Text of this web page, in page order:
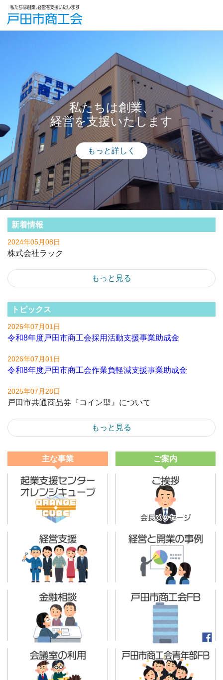
私たちは創業、
経営を支援いたします
もっと詳しく
新着情報
2024年05月08日
株式会社ラック
もっと見る
トピックス
2026年07月01日
令和8年度戸田市商工会採用活動支援事業助成金
2026年07月01日
令和8年度戸田市商工会作業負軽減支援事業助成金
2025年07月28日
戸田市共通商品券『コイン型』について
もっと見る
主な事業 ご案内